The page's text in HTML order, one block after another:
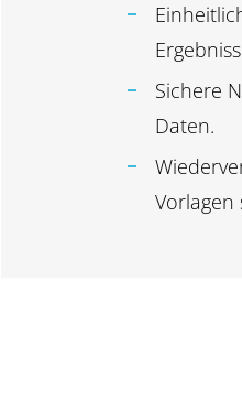
Sichere
Daten.
Vorlagen